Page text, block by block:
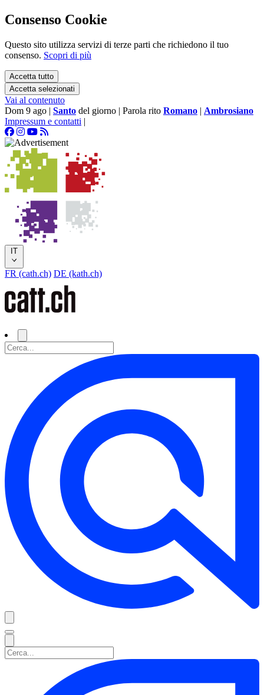
Consenso Cookie
Questo sito utilizza servizi di terze parti che richiedono il tuo
consenso. Scopri di più
Accetta tutto
Accetta selezionati
Vai al contenuto
Dom 9 ago | Santo del giorno | Parola rito Romano | Ambrosiano
Impressum e contatti |
IT
FR (cath.ch) DE (kath.ch)